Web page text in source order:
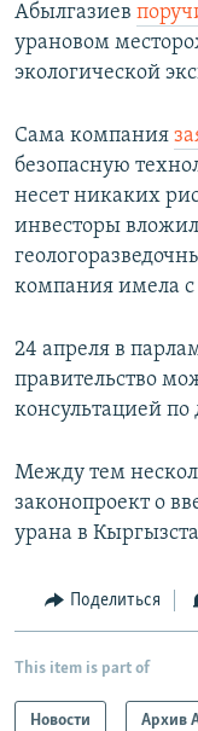
Абылгазиев
урановом
экологической
Сама компания
безопасную
несет никаких
инвесторы
компания имела с
24 апреля в
правительство
консультацией
Между тем
законопроект о
урана в
Поделиться
This item is part of
Новости Архив